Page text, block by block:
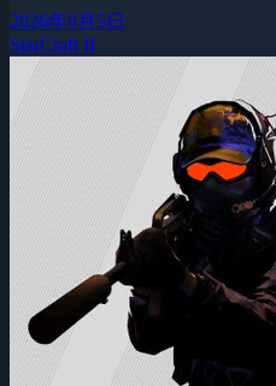
2026年8月5日
StarCraft II